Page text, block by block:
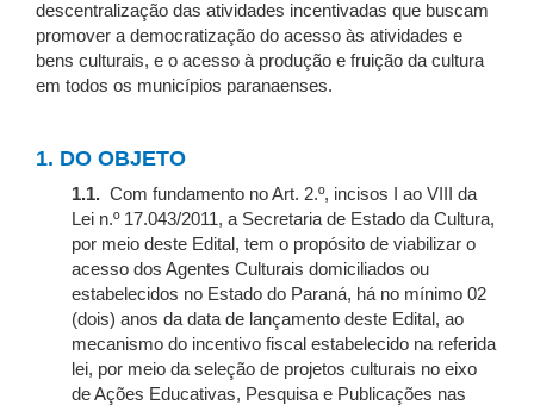
descentralização das atividades incentivadas que buscam
promover a democratização do acesso às atividades e
bens culturais, e o acesso à produção e fruição da cultura
em todos os municípios paranaenses.
1. DO OBJETO
1.1. Com fundamento no Art. 2.º, incisos I ao VIII da
Lei n.º 17.043/2011, a Secretaria de Estado da Cultura,
por meio deste Edital, tem o propósito de viabilizar o
acesso dos Agentes Culturais domiciliados ou
estabelecidos no Estado do Paraná, há no mínimo 02
(dois) anos da data de lançamento deste Edital, ao
mecanismo do incentivo fiscal estabelecido na referida
lei, por meio da seleção de projetos culturais no eixo
de Ações Educativas, Pesquisa e Publicações nas